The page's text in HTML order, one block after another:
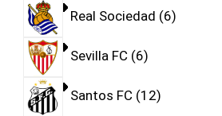
Real Sociedad 6
Sevilla FC 6
Santos FC 12